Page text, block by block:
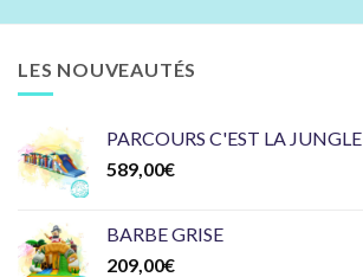
LES NOUVEAUTÉS
PARCOURS C'EST LA JUNGLE
589,00€
BARBE GRISE
209,00€